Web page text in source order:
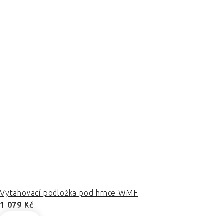
Vytahovací podložka pod hrnce WMF
1 079 Kč